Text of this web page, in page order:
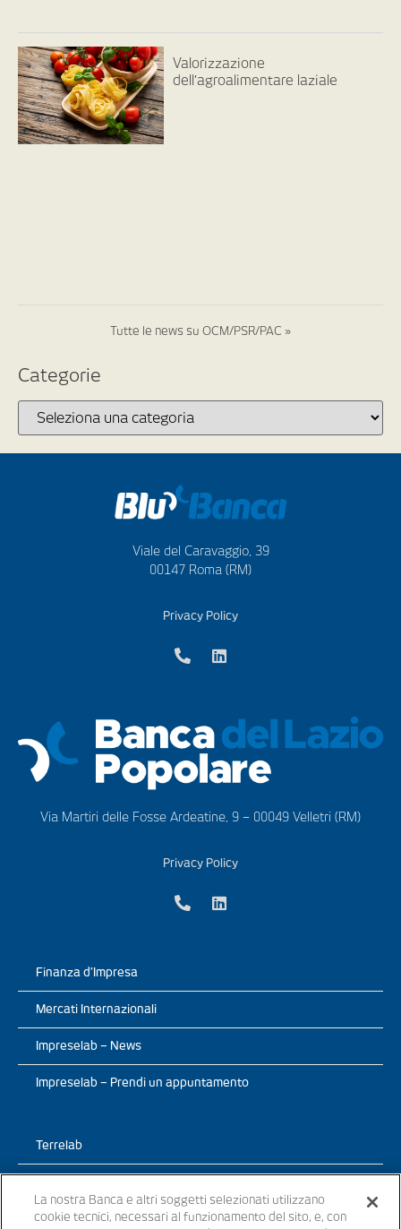
Valorizzazione
dell’agroalimentare laziale
Tutte le news su OCM/PSR/PAC »
Categorie
Viale del Caravaggio, 39
00147 Roma (RM)
Privacy Policy
Via Martiri delle Fosse Ardeatine, 9 – 00049 Velletri (RM)
Privacy Policy
Finanza d’Impresa
Mercati Internazionali
Impreselab – News
Impreselab – Prendi un appuntamento
Terrelab
TerreLab – News
La nostra Banca e altri soggetti selezionati utilizzano
cookie tecnici, necessari al funzionamento del sito, e, con